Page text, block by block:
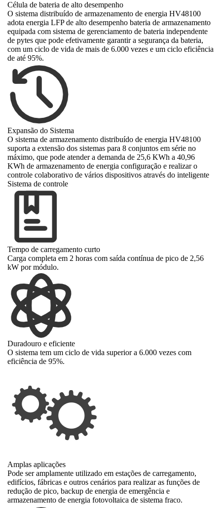
Célula de bateria de alto desempenho
O sistema distribuído de armazenamento de energia HV48100
adota energia LFP de alto desempenho bateria de armazenamento
equipada com sistema de gerenciamento de bateria independente
de pytes que pode efetivamente garantir a segurança da bateria,
com um ciclo de vida de mais de 6.000 vezes e um ciclo eficiência
de até 95%.
Expansão do Sistema
O sistema de armazenamento distribuído de energia HV48100
suporta a extensão dos sistemas para 8 conjuntos em série no
máximo, que pode atender a demanda de 25,6 KWh a 40,96
KWh de armazenamento de energia configuração e realizar o
controle colaborativo de vários dispositivos através do inteligente
Sistema de controle
Tempo de carregamento curto
Carga completa em 2 horas com saída contínua de pico de 2,56
kW por módulo.
Duradouro e eficiente
O sistema tem um ciclo de vida superior a 6.000 vezes com
eficiência de 95%.
Amplas aplicações
Pode ser amplamente utilizado em estações de carregamento,
edifícios, fábricas e outros cenários para realizar as funções de
redução de pico, backup de energia de emergência e
armazenamento de energia fotovoltaica de sistema fraco.